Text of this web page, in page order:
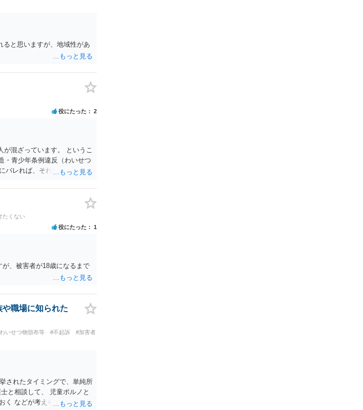
と思いますが、地域性があ
役にたった 2
が混ざっています。 というこ
・青少年条例違反（わいせつ
レれば、それなりの捜査を
たくない
役にたった 1
、被害者が18歳になるまで
職場に知られた
いせつ物頒布等 #不起訴 #加害者
されたタイミングで、単純所
と相談して、 児童ポルノと
く などが考えられます。